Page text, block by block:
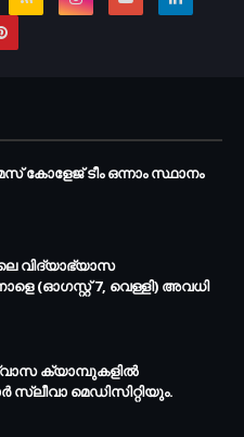
കോളേജ് ടീം ഒന്നാം സ്ഥാനം
വിദ്യാഭ്യാസ
(ഓഗസ്റ്റ് 7, വെള്ളി) അവധി
ക്യാമ്പുകളിൽ
സ്ലീവാ മെഡിസിറ്റിയും.